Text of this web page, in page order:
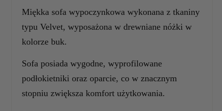
Miękka sofa wypoczynkowa wykonana z tkaniny
typu Velvet, wyposażona w drewniane nóżki w
kolorze buk.
Sofa posiada wygodne, wyprofilowane
podłokietniki oraz oparcie, co w znacznym
stopniu zwiększa komfort użytkowania.